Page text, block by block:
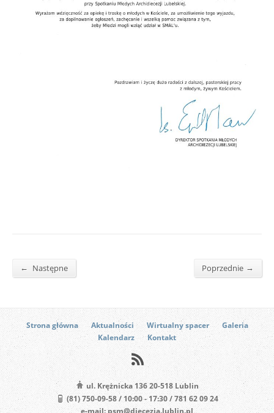
← Następne Poprzednie →
Strona główna Aktualności Wirtualny spacer
Galeria
Kalendarz
Kontakt
ul. Krężnicka 136 20-518 Lublin
(81) 750-09-58 / 10:00 - 17:30 / 781 62 09 24
e-mail: psm@diecezja.lublin.pl